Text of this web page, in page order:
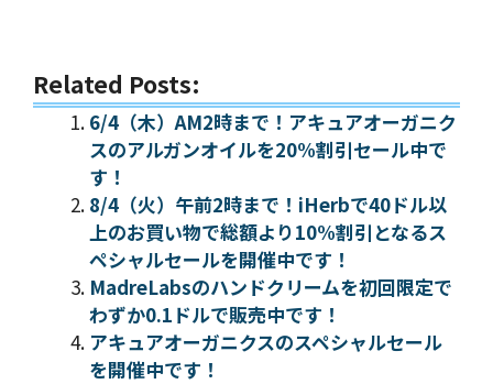
Related Posts:
6/4（木）AM2時まで！アキュアオーガニク
スのアルガンオイルを20%割引セール中で
す！
8/4（火）午前2時まで！iHerbで40ドル以
上のお買い物で総額より10%割引となるス
ペシャルセールを開催中です！
MadreLabsのハンドクリームを初回限定で
わずか0.1ドルで販売中です！
アキュアオーガニクスのスペシャルセール
を開催中です！